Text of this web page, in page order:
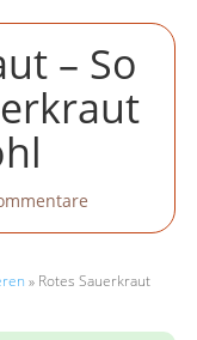
– So
» Rotes Sauerkraut